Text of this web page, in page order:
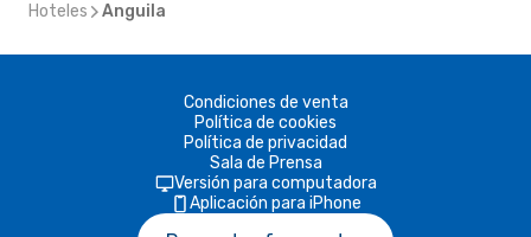
Hoteles Anguila
Condiciones de venta
Política de cookies
Política de privacidad
Sala de Prensa
Versión para computadora
Aplicación para iPhone